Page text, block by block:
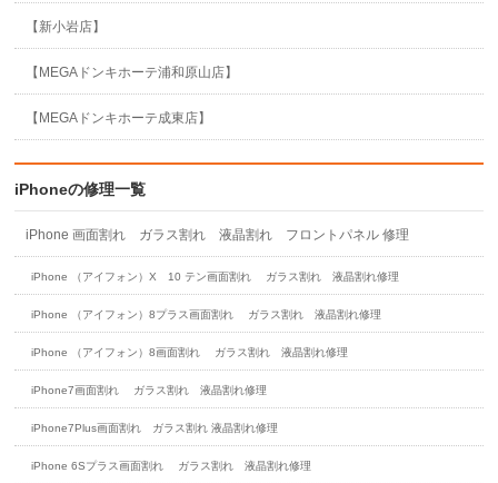
【新小岩店】
【MEGAドンキホーテ浦和原山店】
【MEGAドンキホーテ成東店】
iPhoneの修理一覧
iPhone 画面割れ ガラス割れ 液晶割れ フロントパネル 修理
iPhone （アイフォン）X 10 テン画面割れ ガラス割れ 液晶割れ修理
iPhone （アイフォン）8プラス画面割れ ガラス割れ 液晶割れ修理
iPhone （アイフォン）8画面割れ ガラス割れ 液晶割れ修理
iPhone7画面割れ ガラス割れ 液晶割れ修理
iPhone7Plus画面割れ ガラス割れ 液晶割れ修理
iPhone 6Sプラス画面割れ ガラス割れ 液晶割れ修理